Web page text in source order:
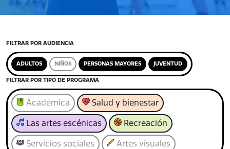
FILTRAR POR AUDIENCIA
ADULTOS NIÑOS PERSONAS MAYORES JUVENTUD
FILTRAR POR TIPO DE PROGRAMA
Académica Salud y bienestar
Las artes escénicas Recreación
Servicios sociales Artes visuales